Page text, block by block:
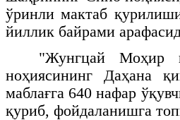
ўринли мактаб
йиллик байрами
"Жунгцай Моҳир
ноҳиясининг Даҳана
маблағга 640 нафар
қуриб, фойдаланишга